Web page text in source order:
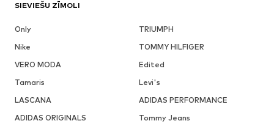
SIEVIEŠU ZĪMOLI
Only
TRIUMPH
Nike
TOMMY HILFIGER
VERO MODA
Edited
Tamaris
Levi's
LASCANA
ADIDAS PERFORMANCE
ADIDAS ORIGINALS
Tommy Jeans